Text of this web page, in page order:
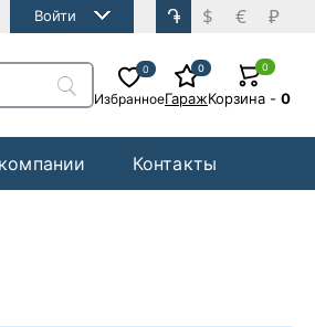
֏ $ € ₽
Войти
Избранное
0
Гараж
0
Корзина
0
- 0
Контакты